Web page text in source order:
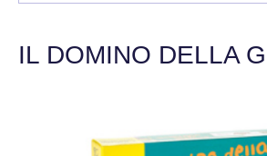
IL DOMINO DELLA